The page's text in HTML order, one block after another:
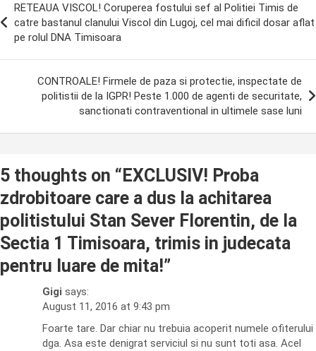
RETEAUA VISCOL! Coruperea fostului sef al Politiei Timis de
catre bastanul clanului Viscol din Lugoj, cel mai dificil dosar aflat
pe rolul DNA Timisoara
CONTROALE! Firmele de paza si protectie, inspectate de
politistii de la IGPR! Peste 1.000 de agenti de securitate,
sanctionati contraventional in ultimele sase luni
5 thoughts on “ EXCLUSIV! Proba
zdrobitoare care a dus la achitarea
politistului Stan Sever Florentin, de la
Sectia 1 Timisoara, trimis in judecata
pentru luare de mita!”
Gigi says:
August 11, 2016 at 9:43 pm
Foarte tare. Dar chiar nu trebuia acoperit numele ofiterului
dga. Asa este denigrat serviciul si nu sunt toti asa. Acel